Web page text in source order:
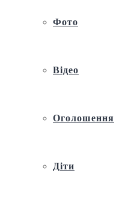
Фото
Відео
Оголошення
Діти